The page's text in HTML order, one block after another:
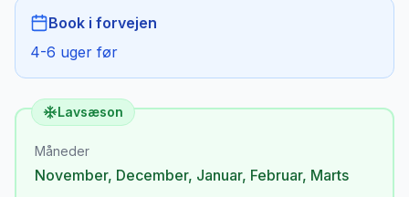
Book i forvejen
4-6 uger før
Lavsæson
Måneder
November, December, Januar, Februar, Marts